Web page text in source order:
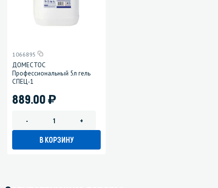
1066895
ДОМЕСТОС
Профессиональный 5л гель
СПЕЦ-1
889.00)
- +
В КОРЗИНУ